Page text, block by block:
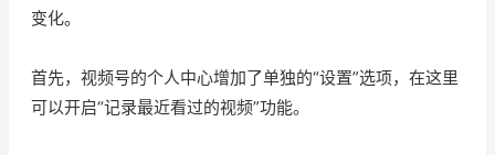
变化。
首先，视频号的个人中心增加了单独的“设置”选项，在这里
可以开启“记录最近看过的视频”功能。